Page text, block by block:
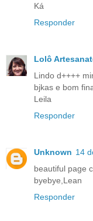
Ká
Responder
Lolô
Lindo d++++
bjkas e bom
Leila
Responder
Unknown 14
beautiful page
byebye,Lean
Responder